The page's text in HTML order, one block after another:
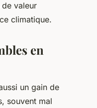
de valeur
climatique.
en
un gain de
souvent mal